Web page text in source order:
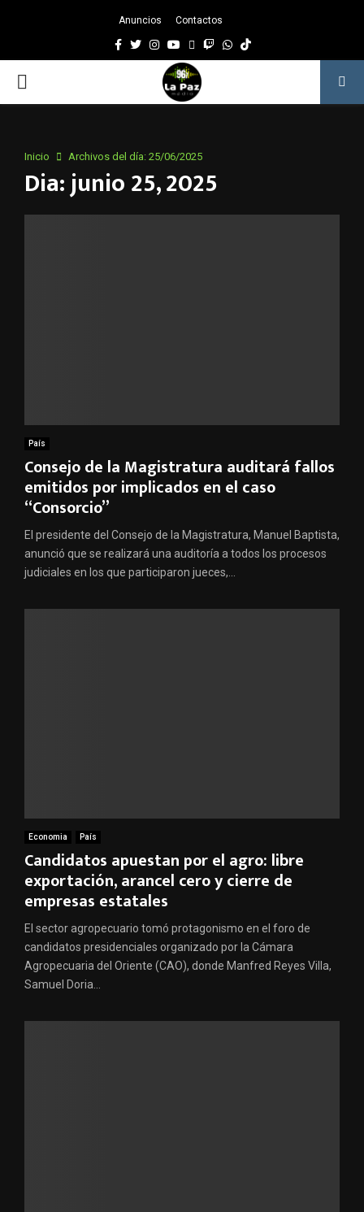
Anuncios Contactos
Facebook
TwitterInstagram
Youtube
EmailTwitchWhatsapp
PRIMARY
Inicio Archivos del día: 25/06/2025
Dia: junio 25, 2025
País
Consejo de la Magistratura auditará fallos
emitidos por implicados en el caso
“Consorcio”
El presidente del Consejo de la Magistratura, Manuel Baptista,
anunció que se realizará una auditoría a todos los procesos
judiciales en los que participaron jueces,...
Economia País
Candidatos apuestan por el agro: libre
exportación, arancel cero y cierre de
empresas estatales
El sector agropecuario tomó protagonismo en el foro de
candidatos presidenciales organizado por la Cámara
Agropecuaria del Oriente (CAO), donde Manfred Reyes Villa,
Samuel Doria...